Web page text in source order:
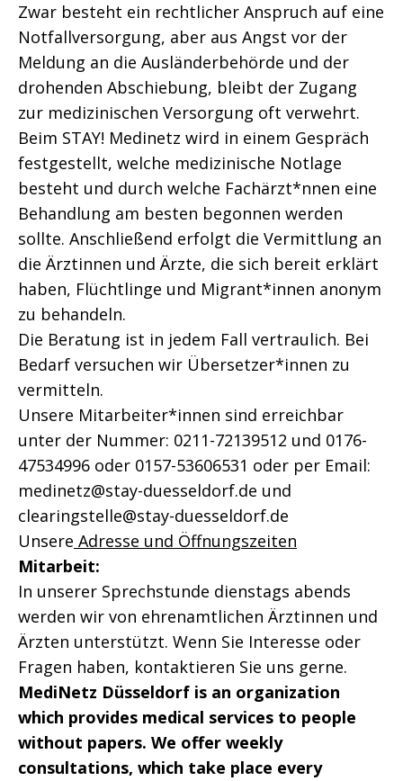
Zwar besteht ein rechtlicher Anspruch auf eine
Notfallversorgung, aber aus Angst vor der
Meldung an die Ausländerbehörde und der
drohenden Abschiebung, bleibt der Zugang
zur medizinischen Versorgung oft verwehrt.
Beim STAY! Medinetz wird in einem Gespräch
festgestellt, welche medizinische Notlage
besteht und durch welche Fachärzt*nnen eine
Behandlung am besten begonnen werden
sollte. Anschließend erfolgt die Vermittlung an
die Ärztinnen und Ärzte, die sich bereit erklärt
haben, Flüchtlinge und Migrant*innen anonym
zu behandeln.
Die Beratung ist in jedem Fall vertraulich. Bei
Bedarf versuchen wir Übersetzer*innen zu
vermitteln.
Unsere Mitarbeiter*innen sind erreichbar
unter der Nummer: 0211-72139512 und 0176-
47534996 oder 0157-53606531 oder per Email:
medinetz@stay-duesseldorf.de und
clearingstelle@stay-duesseldorf.de
Unsere Adresse und Öffnungszeiten
Mitarbeit:
In unserer Sprechstunde dienstags abends
werden wir von ehrenamtlichen Ärztinnen und
Ärzten unterstützt. Wenn Sie Interesse oder
Fragen haben, kontaktieren Sie uns gerne.
MediNetz Düsseldorf is an organization
which provides medical services to people
without papers. We offer weekly
consultations, which take place every